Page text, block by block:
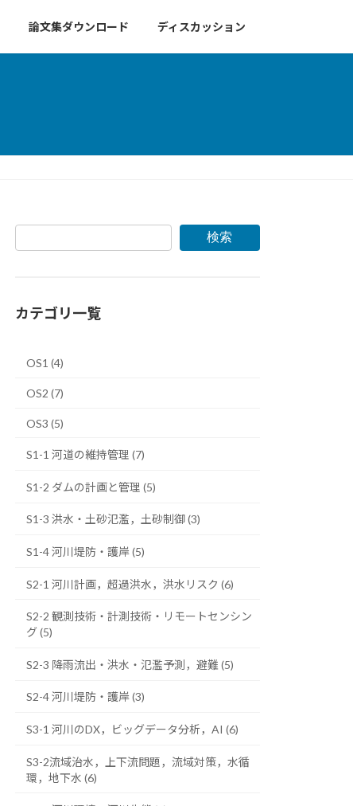
論文集ダウンロード ディスカッション
検索
カテゴリ一覧
OS1 (4)
OS2 (7)
OS3 (5)
S1-1 河道の維持管理 (7)
S1-2 ダムの計画と管理 (5)
S1-3 洪水・土砂氾濫，土砂制御 (3)
S1-4 河川堤防・護岸 (5)
S2-1 河川計画，超過洪水，洪水リスク (6)
S2-2 観測技術・計測技術・リモートセンシン
グ (5)
S2-3 降雨流出・洪水・氾濫予測，避難 (5)
S2-4 河川堤防・護岸 (3)
S3-1 河川のDX，ビッグデータ分析，AI (6)
S3-2流域治水，上下流問題，流域対策，水循
環，地下水 (6)